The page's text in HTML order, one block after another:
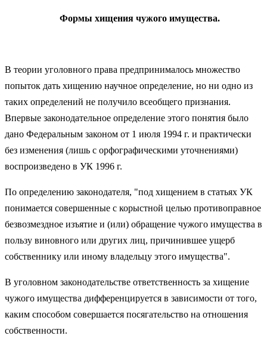
Формы хищения чужого имущества.
В теории уголовного права предпринималось множество
попыток дать хищению научное определение, но ни одно из
таких определений не получило всеобщего признания.
Впервые законодательное определение этого понятия было
дано Федеральным законом от 1 июля 1994 г. и практически
без изменения (лишь с орфографическими уточнениями)
воспроизведено в УК 1996 г.
По определению законодателя, "под хищением в статьях УК
понимается совершенные с корыстной целью противоправное
безвозмездное изъятие и (или) обращение чужого имущества в
пользу виновного или других лиц, причинившее ущерб
собственнику или иному владельцу этого имущества".
В уголовном законодательстве ответственность за хищение
чужого имущества дифференцируется в зависимости от того,
каким способом совершается посягательство на отношения
собственности.